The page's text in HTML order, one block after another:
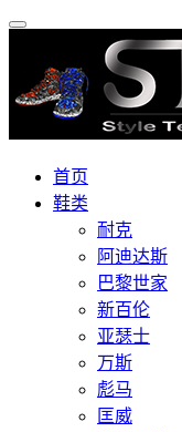
首页
鞋类
耐克
阿迪达斯
巴黎世家
新百伦
亚瑟士
万斯
彪马
匡威